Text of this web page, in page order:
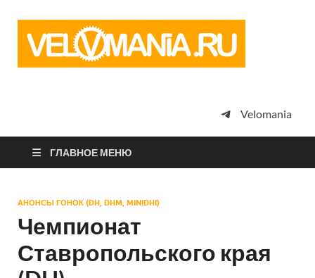
просто
Velomania
ГЛАВНОЕ МЕНЮ
АНОНСЫ ГОНОК (DH, DHM, MINIDHI)
Чемпионат
Ставропольского края